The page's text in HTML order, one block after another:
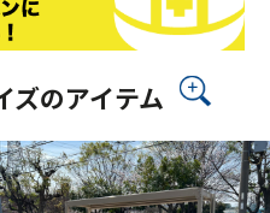
ズのアイテム